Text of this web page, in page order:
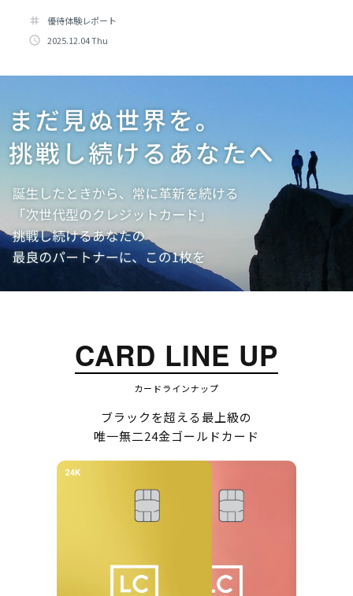
tag
優待体験レポート
access_time 2025.12.04 Thu
CARD LINE UP
カードラインナップ
ブラックを超える最上級の
唯一無二24金ゴールドカード